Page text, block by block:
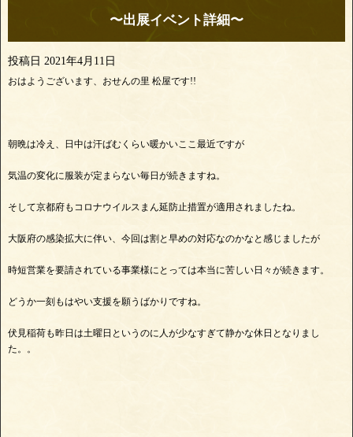
〜出展イベント詳細〜
投稿日 2021年4月11日
おはようございます、おせんの里 松屋です!!
朝晩は冷え、日中は汗ばむくらい暖かいここ最近ですが
気温の変化に服装が定まらない毎日が続きますね。
そして京都府もコロナウイルスまん延防止措置が適用されましたね。
大阪府の感染拡大に伴い、今回は割と早めの対応なのかなと感じましたが
時短営業を要請されている事業様にとっては本当に苦しい日々が続きます。
どうか一刻もはやい支援を願うばかりですね。
伏見稲荷も昨日は土曜日というのに人が少なすぎて静かな休日となりまし
た。。